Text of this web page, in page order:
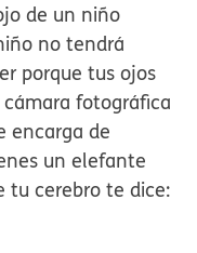
de un niño
no tendrá
porque tus ojos
fotográfica
encarga de
un elefante
cerebro te dice: